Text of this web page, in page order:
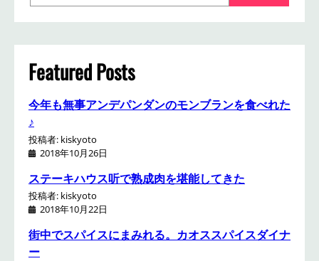
a
r
c
h
Featured Posts
今年も無事アンデパンダンのモンブランを食べれた
♪
投稿者: kiskyoto
2018年10月26日
ステーキハウス听で熟成肉を堪能してきた
投稿者: kiskyoto
2018年10月22日
街中でスパイスにまみれる。カオススパイスダイナ
ー